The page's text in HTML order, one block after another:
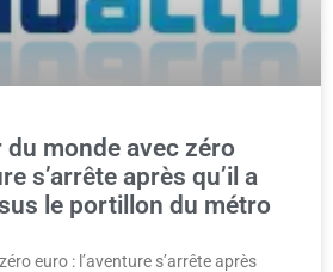
du monde avec zéro
s’arrête après qu’il a
le portillon du métro
euro : l’aventure s’arrête après